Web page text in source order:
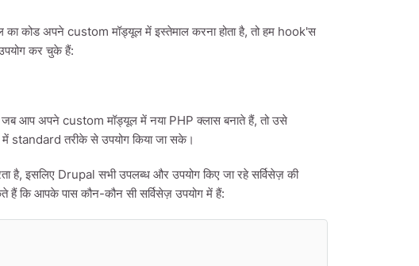
कोड अपने custom मॉड्यूल में इस्तेमाल करना होता है, तो हम hook'स
कर चुके हैं:
आप अपने custom मॉड्यूल में नया PHP क्लास बनाते हैं, तो उसे
standard तरीके से उपयोग किया जा सके।
इसलिए Drupal सभी उपलब्ध और उपयोग किए जा रहे सर्विसेज़ की
कि आपके पास कौन-कौन सी सर्विसेज़ उपयोग में हैं: